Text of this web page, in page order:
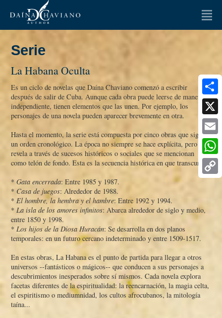
OPINIONES
Artículos
Ensayos
ENTREVISTAS
NOTICIAS
MULTIMEDIA
FAQ
CONTACTO
Serie
La Habana Oculta
Es un ciclo de novelas que Daí­na Chaviano comenzó a escribir
después de salir de Cuba. Aunque cada obra puede leerse de manera
independiente, tienen elementos que las unen. Por ejemplo, los
personajes de una novela pueden aparecer brevemente en otra.
Hasta el momento, la serie está compuesta por cinco obras que siguen
un orden cronológico. La época no siempre se hace explí­cita, pero se
revela a través de sucesos históricos o sociales que se mencionan
como telón de fondo. Esta es la secuencia histórica en que transcurren:
*Gata encerrada: Entre 1985 y 1987.
* Casa de juegos: Alrededor de 1988.
*El hombre, la hembra y el hambre: Entre 1992 y 1994.
*La isla de los amores infinitos: Abarca alrededor de siglo y medio,
entre 1850 y 1998.
*Los hijos de la Diosa Huracán: Se desarrolla en dos planos
temporales: en un futuro cercano indeterminado y entre 1509-1517.
En estas obras, La Habana es el punto de partida para llegar a otros
universos --fantásticos o mágicos-- que conducen a sus personajes a
descubrimientos inesperados sobre sí­ mismos. Cada novela explora
facetas diferentes de la espiritualidad: la reencarnación, la magia celta,
el espiritismo o mediumnidad, los cultos afrocubanos, la mitologí­a
taí­na...
Share
X
Email